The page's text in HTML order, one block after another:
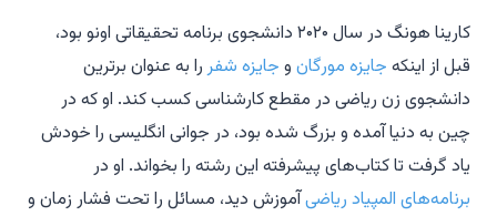
کارینا هونگ در سال ۲۰۲۰ دانشجوی برنامه تحقیقاتی اونو بود،
قبل از اینکه جایزه مورگان و جایزه شفررا به عنوان برترین
دانشجوی زن ریاضی در مقطع کارشناسی کسب کند. او که در
چین به دنیا آمده و بزرگ شده بود، در جوانی انگلیسی را خودش
یاد گرفت تا کتاب‌های پیشرفته این رشته را بخواند. او در
برنامه‌های المپیاد ریاضیآموزش دید، مسائل را تحت فشار زمان و